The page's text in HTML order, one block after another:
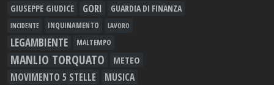
GIUSEPPE GIUDICE GORI GUARDIA DI FINANZA
INCIDENTE INQUINAMENTO LAVORO
LEGAMBIENTE MALTEMPO
MANLIO TORQUATO METEO
MOVIMENTO 5 STELLE MUSICA